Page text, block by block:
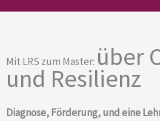
Mit LRS zum Master: über
und Resilienz
Diagnose, Förderung, und eine